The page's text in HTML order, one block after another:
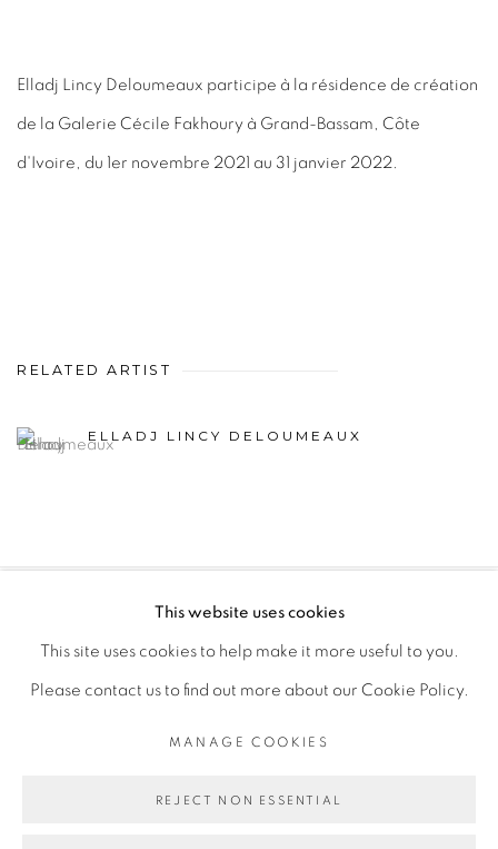
Elladj Lincy Deloumeaux participe à la résidence de création
de la Galerie Cécile Fakhoury à Grand-Bassam, Côte
d'Ivoire, du 1er novembre 2021 au 31 janvier 2022.
RELATED ARTIST
ELLADJ LINCY DELOUMEAUX
MANAGE COOKIES
COPYRIGHT © 2026 GALERIE CÉCILE FAKHOURY
SITE BY ARTLOGIC
This website uses cookies
This site uses cookies to help make it more useful to you.
Please contact us to find out more about our Cookie Policy.
MANAGE COOKIES
REJECT NON ESSENTIAL